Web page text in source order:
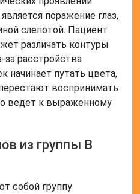
поражение глаз,
слепотой. Пациент
различать контуры
расстройства
начинает путать цвета,
воспринимать
ведет к выраженному
из группы В
собой группу